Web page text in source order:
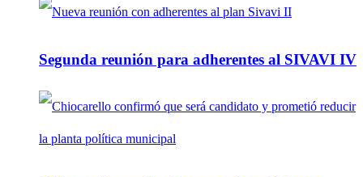
Segunda reunión para adherentes al SIVAVI IV